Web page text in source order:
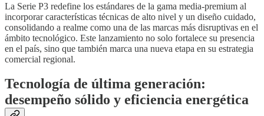
La Serie P3 redefine los estándares de la gama media-premium al
incorporar características técnicas de alto nivel y un diseño cuidado,
consolidando a realme como una de las marcas más disruptivas en el
ámbito tecnológico. Este lanzamiento no solo fortalece su presencia
en el país, sino que también marca una nueva etapa en su estrategia
comercial regional.
Tecnología de última generación:
desempeño sólido y eficiencia energética